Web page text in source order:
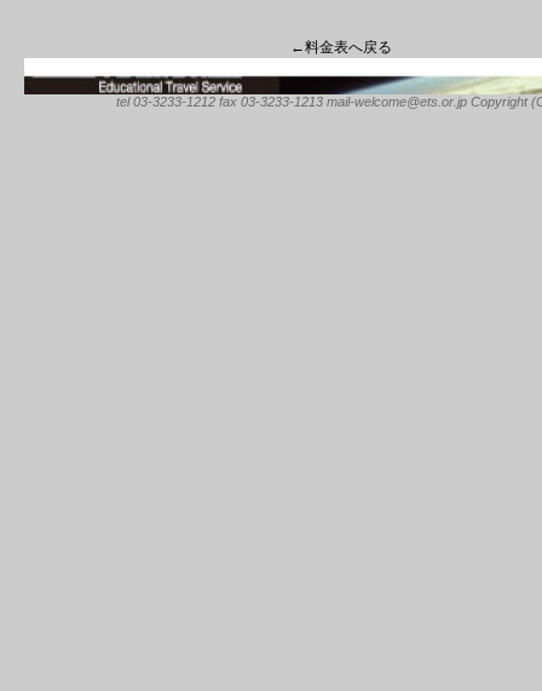
←料金表へ戻る
tel 03-3233-1212 fax 03-3233-1213 mail-welcome@ets.or.jp Copyright